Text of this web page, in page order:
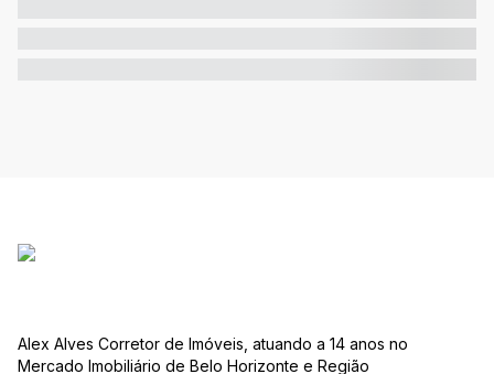
Alex Alves Corretor de Imóveis, atuando a 14 anos no
Mercado Imobiliário de Belo Horizonte e Região